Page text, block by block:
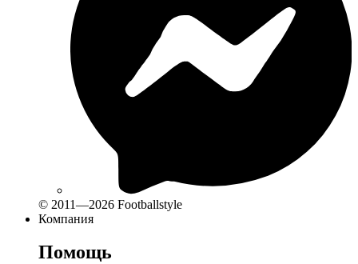
© 2011—2026 Footballstyle
Компания
Помощь